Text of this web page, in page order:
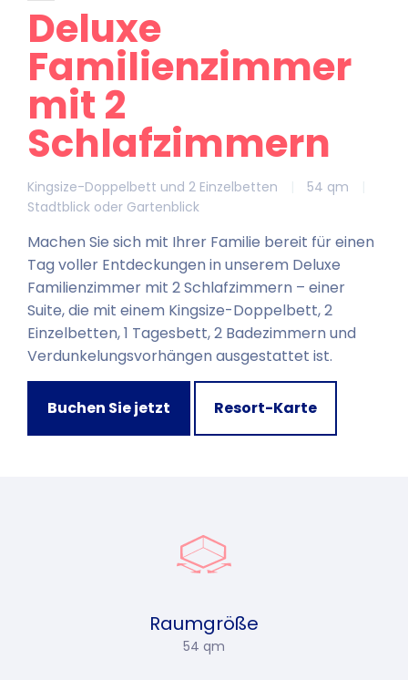
Deluxe
Familienzimmer
mit 2
Schlafzimmern
Kingsize-Doppelbett und 2 Einzelbetten 54 qm
Stadtblick oder Gartenblick
Machen Sie sich mit Ihrer Familie bereit für einen
Tag voller Entdeckungen in unserem Deluxe
Familienzimmer mit 2 Schlafzimmern – einer
Suite, die mit einem Kingsize-Doppelbett, 2
Einzelbetten, 1 Tagesbett, 2 Badezimmern und
Verdunkelungsvorhängen ausgestattet ist.
Buchen Sie jetzt Resort-Karte
Raumgröße
54 qm